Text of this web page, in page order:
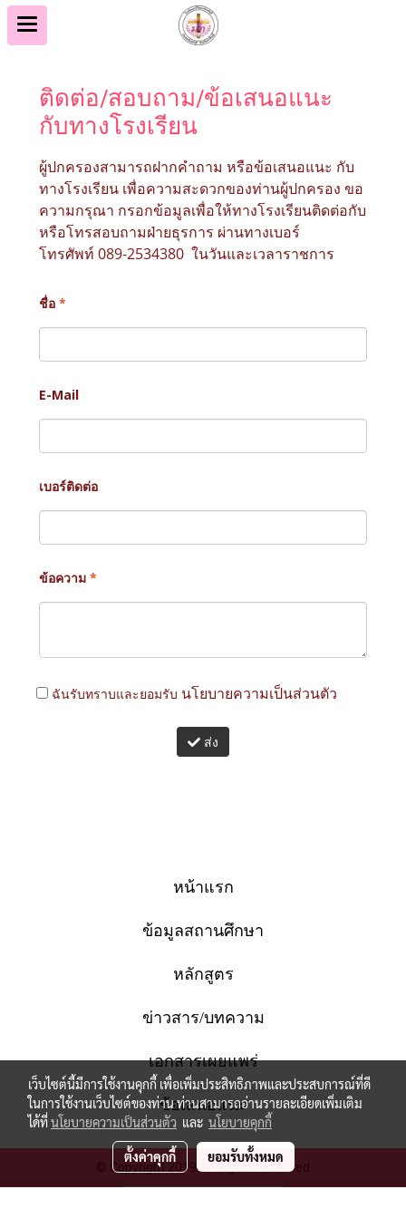
ติดต่อ/สอบถาม/ข้อเสนอแนะ
กับทางโรงเรียน
ผู้ปกครองสามารถฝากคำถาม หรือข้อเสนอแนะ กับ
ทางโรงเรียน เพื่อความสะดวกของท่านผู้ปกครอง ขอ
ความกรุณา กรอกข้อมูลเพื่อให้ทางโรงเรียนติดต่อกับ
หรือโทรสอบถามฝ่ายธุรการ ผ่านทางเบอร์
โทรศัพท์ 089-2534380 ในวันและเวลาราชการ
ชื่อ *
E-Mail
เบอร์ติดต่อ
ข้อความ *
ฉันรับทราบและยอมรับ นโยบายความเป็นส่วนตัว
ส่ง
หน้าแรก
ข้อมูลสถานศึกษา
หลักสูตร
ข่าวสาร/บทความ
เอกสารเผยแพร่
ข้อเสนอแนะ
© Copyright 2019 All Rights Reserved
เว็บไซต์นี้มีการใช้งานคุกกี้ เพื่อเพิ่มประสิทธิภาพและประสบการณ์ที่ดี
ในการใช้งานเว็บไซต์ของท่าน ท่านสามารถอ่านรายละเอียดเพิ่มเติม
ได้ที่นโยบายความเป็นส่วนตัว และ นโยบายคุกกี้
ตั้งค่าคุกกี้ ยอมรับทั้งหมด